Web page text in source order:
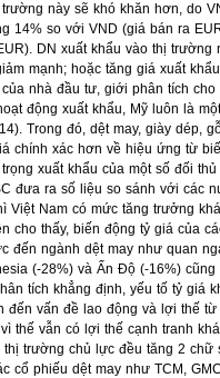
này sẽ khó khăn hơn, do
14% so với VND (giá bán ra
DN xuất khẩu vào thị
mạnh; hoặc tăng giá xuất
nhà đầu tư, giới phân tích
động xuất khẩu, Mỹ luôn là
Trong đó, dệt may, giày dép,
chính xác hơn về hiệu ứng từ
xuất khẩu của một số đối
đưa ra số liệu so sánh với các
Việt Nam có mức tăng trưởng
cho thấy, biến động tỷ giá của
đến ngành dệt may như quan
(-28%) và Ấn Độ (-16%)
tích khẳng định, yếu tố tỷ giá
đến vấn đề lao động và lợi thế
thế vẫn có lợi thế cạnh tranh
thị trường chủ lực đều tăng 2
cổ phiếu dệt may như TCM,